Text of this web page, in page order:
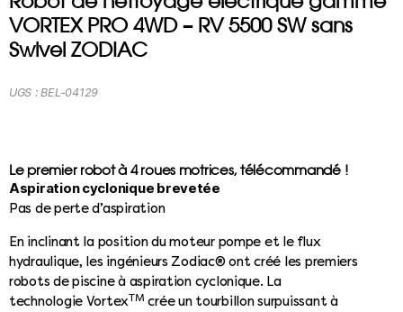
VORTEX PRO 4WD – RV 5500 SW sans
Swivel ZODIAC
Le premier robot à 4 roues motrices, télécommandé !
Aspiration cyclonique brevetée
Pas de perte d’aspiration
En inclinant la position du moteur pompe et le flux
hydraulique, les ingénieurs Zodiac® ont créé les premiers
robots de piscine à aspiration cyclonique. La
technologie VortexTM crée un tourbillon surpuissant à
UGS :BEL-04129